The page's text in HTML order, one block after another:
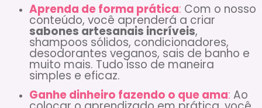
Aprenda de forma prática: Com o nosso
conteúdo, você aprenderá a criar
sabones artesanais incríveis,
shampoos sólidos, condicionadores,
desodorantes veganos, sais de banho e
muito mais. Tudo isso de maneira
simples e eficaz.
Ganhe dinheiro fazendo o que ama: Ao